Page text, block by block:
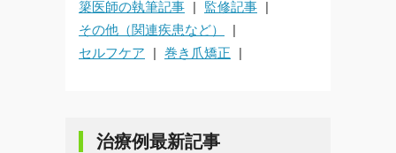
簗医師の執筆記事
監修記事
その他（関連疾患など）
セルフケア
巻き爪矯正
治療例最新記事